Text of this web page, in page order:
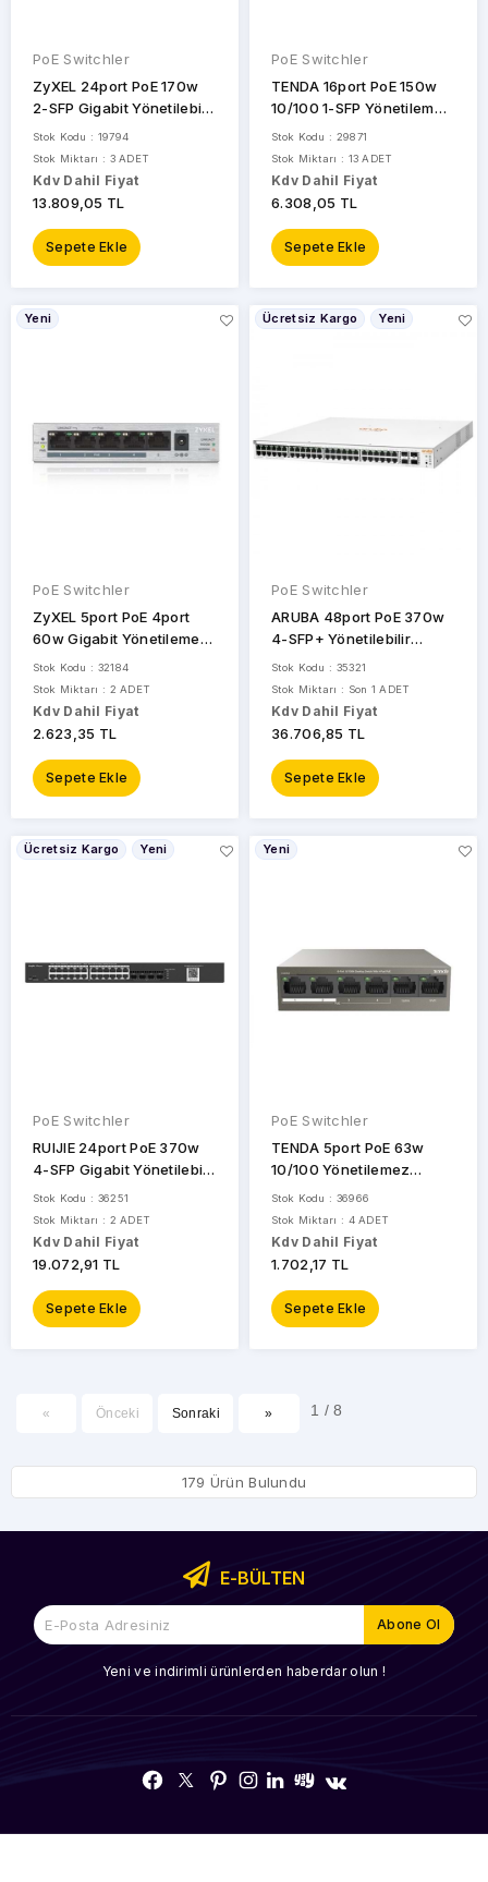
PoE Switchler
ZyXEL 24port PoE 170w
2-SFP Gigabit Yönetilebilir
Switch GS1900-24HP
Stok Kodu : 19794
Stok Miktarı : 3 ADET
Kdv Dahil Fiyat
13.809,05 TL
Sepete Ekle
PoE Switchler
TENDA 16port PoE 150w
10/100 1-SFP Yönetilemez
Switch TEF1118P-16-150W
Stok Kodu : 29871
Stok Miktarı : 13 ADET
Kdv Dahil Fiyat
6.308,05 TL
Sepete Ekle
Yeni
PoE Switchler
ZyXEL 5port PoE 4port
60w Gigabit Yönetilemez
Switch GS-1005HP
Stok Kodu : 32184
Stok Miktarı : 2 ADET
Kdv Dahil Fiyat
2.623,35 TL
Sepete Ekle
Ücretsiz Kargo Yeni
PoE Switchler
ARUBA 48port PoE 370w
4-SFP+ Yönetilebilir
Switch Instant 1930-48G
JL686B
Stok Kodu : 35321
Stok Miktarı : Son 1 ADET
Kdv Dahil Fiyat
36.706,85 TL
Sepete Ekle
Ücretsiz Kargo Yeni
PoE Switchler
RUIJIE 24port PoE 370w
4-SFP Gigabit Yönetilebilir
Switch REYEE RG-
NBS3100-24GT4SFP-P
Stok Kodu : 36251
Stok Miktarı : 2 ADET
Kdv Dahil Fiyat
19.072,91 TL
Sepete Ekle
Yeni
PoE Switchler
TENDA 5port PoE 63w
10/100 Yönetilemez
Switch TEF1106P-4-63W
Stok Kodu : 36966
Stok Miktarı : 4 ADET
Kdv Dahil Fiyat
1.702,17 TL
Sepete Ekle
« Önceki Sonraki » 1 / 8
179 Ürün Bulundu
E-BÜLTEN
Yeni ve indirimli ürünlerden haberdar olun !